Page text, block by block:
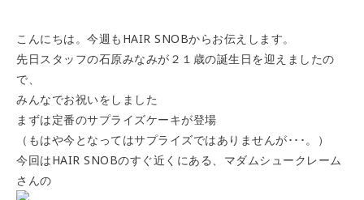
こんにちは。今週もHAIR SNOBからお伝えします。
先日スタッフの石原みなみが２１歳の誕生日を迎えましたの
で、
みんなでお祝いをしました
まずは定番のサプライズケーキが登場
（もはや今となってはサプライズではありませんが･･･。）
今回はHAIR SNOBのすぐ近くにある、マダムシュークレーム
さんの